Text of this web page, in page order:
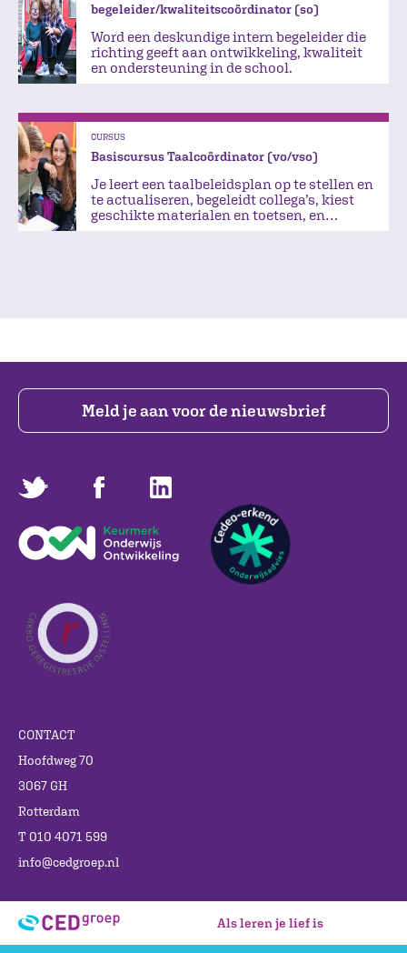
begeleider/kwaliteitscoördinator (so)
Word een deskundige intern begeleider die
richting geeft aan ontwikkeling, kwaliteit
en ondersteuning in de school.
CURSUS
Basiscursus Taalcoördinator (vo/vso)
Je leert een taalbeleidsplan op te stellen en
te actualiseren, begeleidt collega’s, kiest
geschikte materialen en toetsen, en
Meld je aan voor de nieuwsbrief
CONTACT
Hoofdweg 70
3067 GH
Rotterdam
T 010 4071 599
info@cedgroep.nl
Als leren je lief is